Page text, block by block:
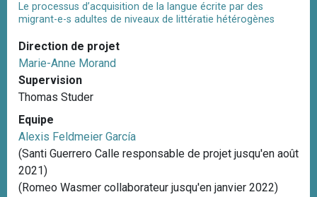
Le processus d’acquisition de la langue écrite par des
migrant-e-s adultes de niveaux de littératie hétérogènes
Direction de projet
Marie-Anne Morand
Supervision
Thomas Studer
Equipe
Alexis Feldmeier García
(Santi Guerrero Calle responsable de projet jusqu'en août
2021)
(Romeo Wasmer collaborateur jusqu'en janvier 2022)